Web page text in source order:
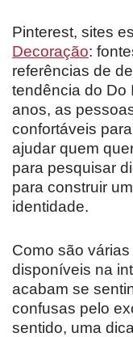
Pinterest, sites
Decoração:
referências de
tendência do Do
anos, as
confortáveis
ajudar quem
para pesquisar
para construir
identidade.
Como são
disponíveis na
acabam se
confusas pelo
sentido, uma